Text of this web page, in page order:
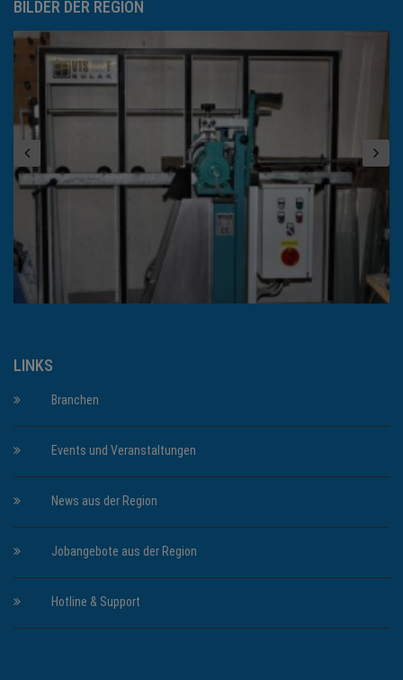
BILDER DER REGION
LINKS
Branchen
Events und Veranstaltungen
News aus der Region
Jobangebote aus der Region
Hotline & Support